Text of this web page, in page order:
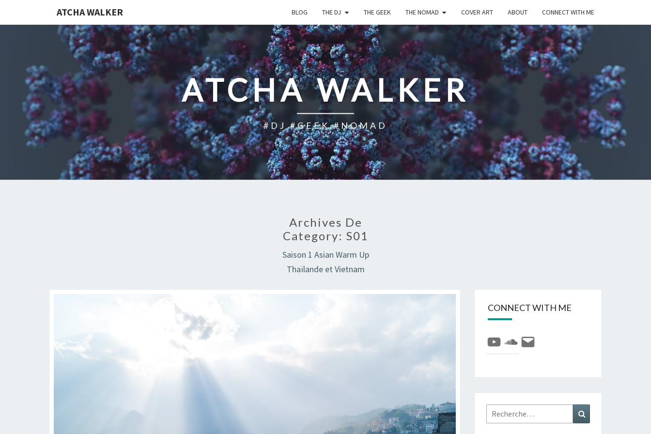
ATCHA WALKER BLOG THE DJ THE GEEK THE NOMAD COVER ART ABOUT CONNECT WITH ME
ATCHA WALKER
#DJ #GEEK #NOMAD
Archives De
Category: S01
Saison 1 Asian Warm Up
Thaïlande et Vietnam
CONNECT WITH ME
YouTubeSoundCloud
E-
mail
Rechercher :